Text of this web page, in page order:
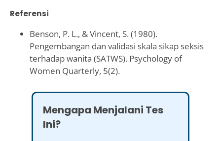
Referensi
Benson, P. L., & Vincent, S. (1980).
Pengembangan dan validasi skala sikap seksis
terhadap wanita (SATWS). Psychology of
Women Quarterly, 5(2).
Mengapa Menjalani Tes
Ini?